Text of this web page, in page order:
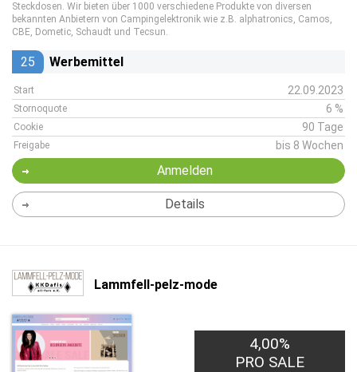
Steckdosen. Wir bieten über 1000 verschiedene Produkte von diversen
bekannten Anbietern von Campingelektronik wie z.B. alphatronics, Camos,
CBE, Dometic, Schaudt und Tecsun.
25 Werbemittel
Start 22.09.2023
Stornoquote 6 %
Cookie 90 Tage
Freigabe bis 8 Wochen
Anmelden
Details
Lammfell-pelz-mode
4,00%
PRO SALE